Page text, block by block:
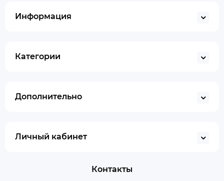
Информация
Категории
Дополнительно
Личный кабинет
Контакты